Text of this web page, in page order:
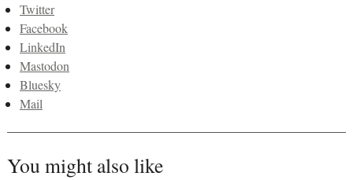
Twitter
Facebook
LinkedIn
Mastodon
Bluesky
Mail
You might also like